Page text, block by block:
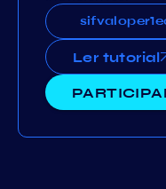
Ler tutorial